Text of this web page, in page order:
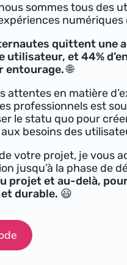
sommes tous des
numériques
quittent une
utilisateur, et 44%
🌐
attentes en matière
professionnels est
le statu quo pour
besoins des
votre projet, je vous
jusqu’à la phase de
projet et au-delà,
durable. 😃